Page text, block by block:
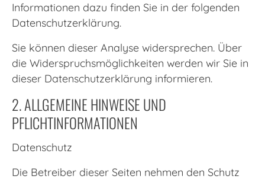
Informationen dazu finden Sie in der folgenden
Datenschutzerklärung.
Sie können dieser Analyse widersprechen. Über
die Widerspruchsmöglichkeiten werden wir Sie in
dieser Datenschutzerklärung informieren.
2. ALLGEMEINE HINWEISE UND
PFLICHTINFORMATIONEN
Datenschutz
Die Betreiber dieser Seiten nehmen den Schutz